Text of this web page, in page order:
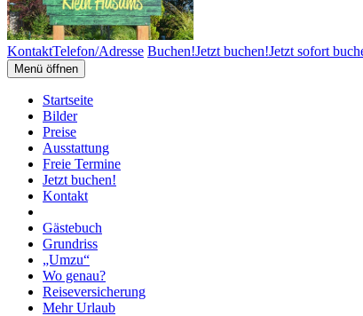
KontaktTelefon/Adresse Buchen!Jetzt buchen!Jetzt sofort
Menü öffnen
Startseite
Bilder
Preise
Ausstattung
Freie Termine
Jetzt buchen!
Kontakt
Gästebuch
Grundriss
„Umzu“
Wo genau?
Reiseversicherung
Mehr Urlaub